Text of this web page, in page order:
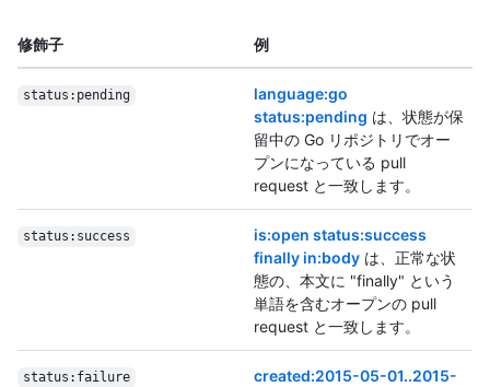
修飾子 例
status:pending
language:go
status:pending は、状態が保
留中の Go リポジトリでオー
プンになっている pull
request と一致します。
status:success
is:open status:success
finally in:body は、正常な状
態の、本文に "finally" という
単語を含むオープンの pull
request と一致します。
status:failure
created:2015-05-01..2015-